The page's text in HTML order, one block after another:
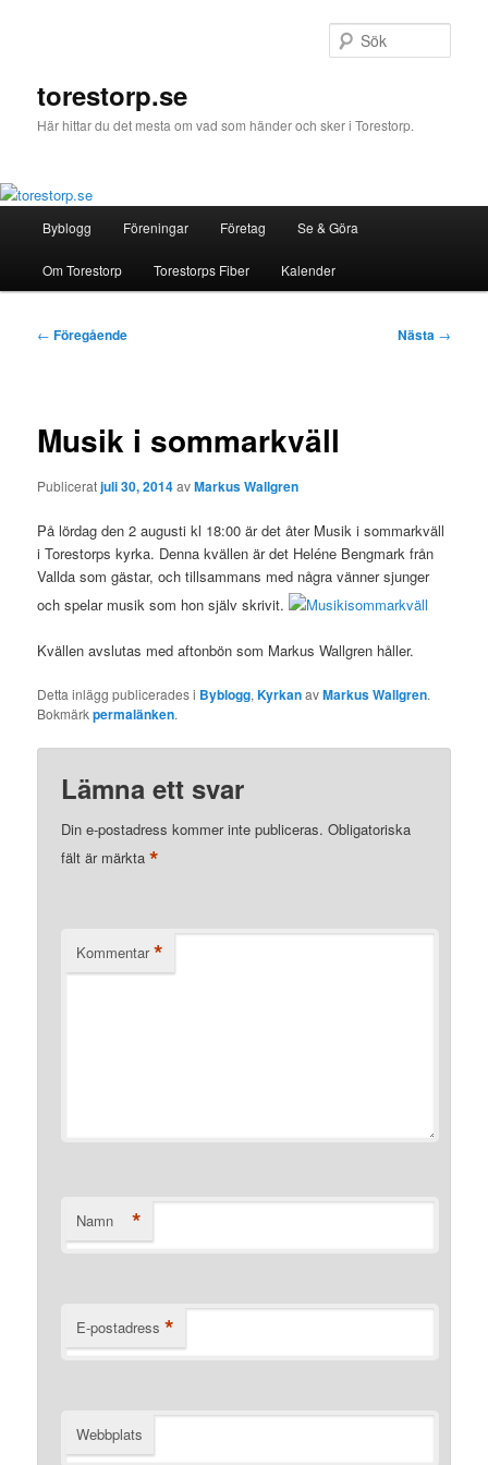
torestorp.se
Här hittar du det mesta om vad som händer och sker i Torestorp.
Byblogg Föreningar Företag Se & Göra
Om Torestorp Torestorps Fiber Kalender
Inläggsnavigering
← Föregående Nästa →
Musik i sommarkväll
Publiceratjuli 30, 2014avMarkus Wallgren
På lördag den 2 augusti kl 18:00 är det åter Musik i sommarkväll
i Torestorps kyrka. Denna kvällen är det Heléne Bengmark från
Vallda som gästar, och tillsammans med några vänner sjunger
och spelar musik som hon själv skrivit.
Kvällen avslutas med aftonbön som Markus Wallgren håller.
Detta inlägg publicerades i Byblogg,KyrkanavMarkus Wallgren.
Bokmärkpermalänken.
Lämna ett svar
Din e-postadress kommer inte publiceras. Obligatoriska
fält är märkta*
Kommentar *
Namn *
E-postadress *
Webbplats